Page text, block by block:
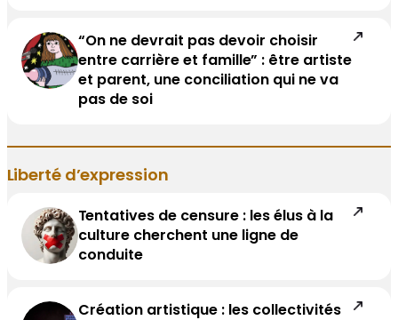
“On ne devrait pas devoir choisir
entre carrière et famille” : être artiste
et parent, une conciliation qui ne va
pas de soi
Liberté d’expression
Tentatives de censure : les élus à la
culture cherchent une ligne de
conduite
Création artistique : les collectivités